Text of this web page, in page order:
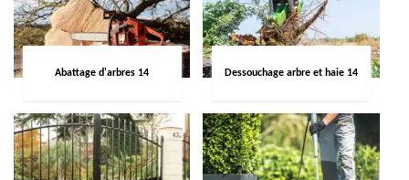
Abattage d'arbres 14 Dessouchage arbre et haie 14